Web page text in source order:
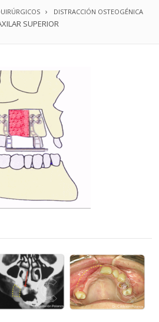
CirugíaOral
Oncológica
Reconstructiva
Salivales
FracturasFaciales
Osteogénica
DISTRACCIÓN OSTEOGÉNICA
SUPERIOR